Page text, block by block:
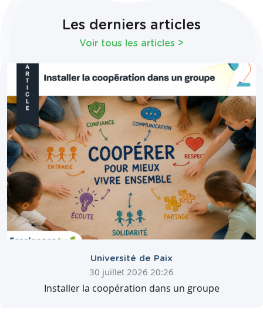
Les derniers articles
Voir tous les articles >
Université de Paix
30 juillet 2026 20:26
Installer la coopération dans un groupe